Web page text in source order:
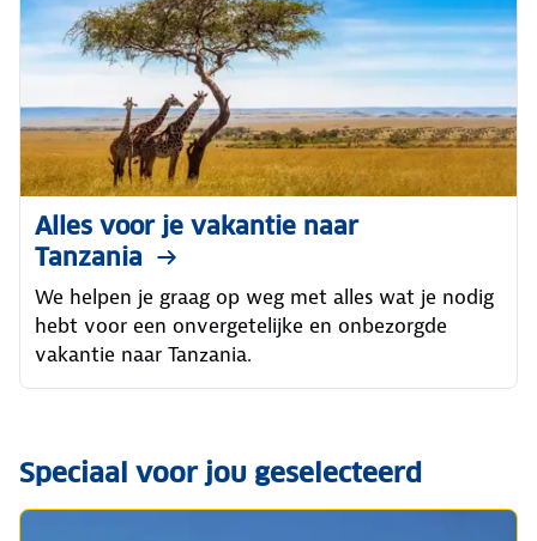
Alles voor je vakantie naar
Tanzania
We helpen je graag op weg met alles wat je nodig
hebt voor een onvergetelijke en onbezorgde
vakantie naar Tanzania.
Speciaal voor jou geselecteerd